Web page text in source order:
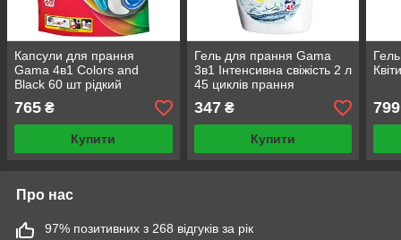
Капсули для прання
Gama 4в1 Colors and
Black 60 шт рідкий
порошок автомат для
кольорових та чорних
тканин
765 ₴
Купити
Гель для прання Gama
3в1 Інтенсивна свіжість 2 л
45 циклів прання
347₴
Купити
799
Про нас
97% позитивних з 268 відгуків за рік